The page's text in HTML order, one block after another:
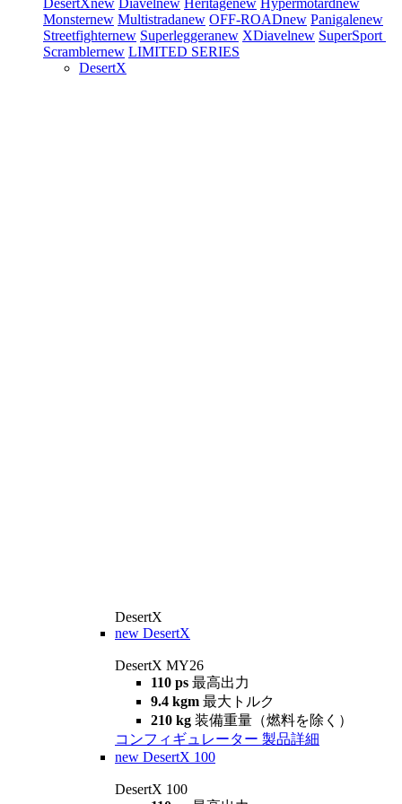
DesertXnew Diavelnew Heritagenew Hypermotardnew
Monsternew Multistradanew OFF-ROADnew Panigalenew
Streetfighternew Superleggeranew XDiavelnew SuperSport
Scramblernew LIMITED SERIES
DesertX
DesertX
new DesertX
DesertX MY26
110 ps 最高出力
9.4 kgm 最大トルク
210 kg 装備重量（燃料を除く）
コンフィギュレーター 製品詳細
new DesertX 100
DesertX 100